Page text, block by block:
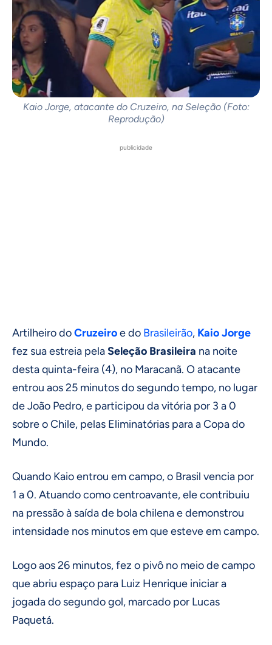
Kaio Jorge, atacante do Cruzeiro, na Seleção (Foto:
Reprodução)
publicidade
Artilheiro doCruzeiroe do Brasileirão, Kaio Jorge
fez sua estreia pelaSeleção Brasileira na noite
desta quinta-feira (4), no Maracanã. O atacante
entrou aos 25 minutos do segundo tempo, no lugar
de João Pedro, e participou da vitória por 3 a 0
sobre o Chile, pelas Eliminatórias para a Copa do
Mundo.
Quando Kaio entrou em campo, o Brasil vencia por
1 a 0. Atuando como centroavante, ele contribuiu
na pressão à saída de bola chilena e demonstrou
intensidade nos minutos em que esteve em campo.
Logo aos 26 minutos, fez o pivô no meio de campo
que abriu espaço para Luiz Henrique iniciar a
jogada do segundo gol, marcado por Lucas
Paquetá.